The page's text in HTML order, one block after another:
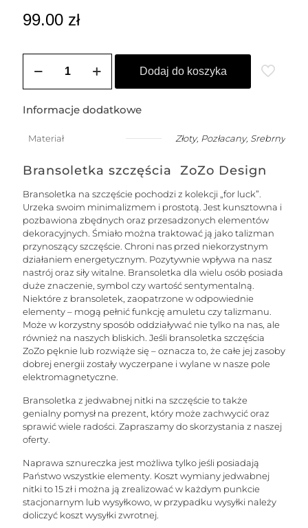
99.00 zł
Bransoletka
szczęście
większą
kuleczką
Dodaj do koszyka
Informacje dodatkowe
Materiał Złoty, Pozłacany, Srebrny
Bransoletka szczęścia ZoZo Design
Bransoletka na szczęście pochodzi z kolekcji „for luck”.
Urzeka swoim minimalizmem i prostotą. Jest kunsztowna i
pozbawiona zbędnych oraz przesadzonych elementów
dekoracyjnych. Śmiało można traktować ją jako talizman
przynoszący szczęście. Chroni nas przed niekorzystnym
działaniem energetycznym. Pozytywnie wpływa na nasz
nastrój oraz siły witalne. Bransoletka dla wielu osób posiada
duże znaczenie, symbol czy wartość sentymentalną.
Niektóre z bransoletek, zaopatrzone w odpowiednie
elementy – mogą pełnić funkcję amuletu czy talizmanu.
Może w korzystny sposób oddziaływać nie tylko na nas, ale
również na naszych bliskich. Jeśli bransoletka szczęścia
ZoZo pęknie lub rozwiąże się – oznacza to, że całe jej zasoby
dobrej energii zostały wyczerpane i wylane w nasze pole
elektromagnetyczne.
Bransoletka z jedwabnej nitki na szczęście to także
genialny pomysł na prezent, który może zachwycić oraz
sprawić wiele radości. Zapraszamy do skorzystania z naszej
oferty.
Naprawa sznureczka jest możliwa tylko jeśli posiadają
Państwo wszystkie elementy. Koszt wymiany jedwabnej
nitki to 15 zł i można ją zrealizować w każdym punkcie
stacjonarnym lub wysyłkowo, w przypadku wysyłki należy
doliczyć koszt wysyłki zwrotnej.